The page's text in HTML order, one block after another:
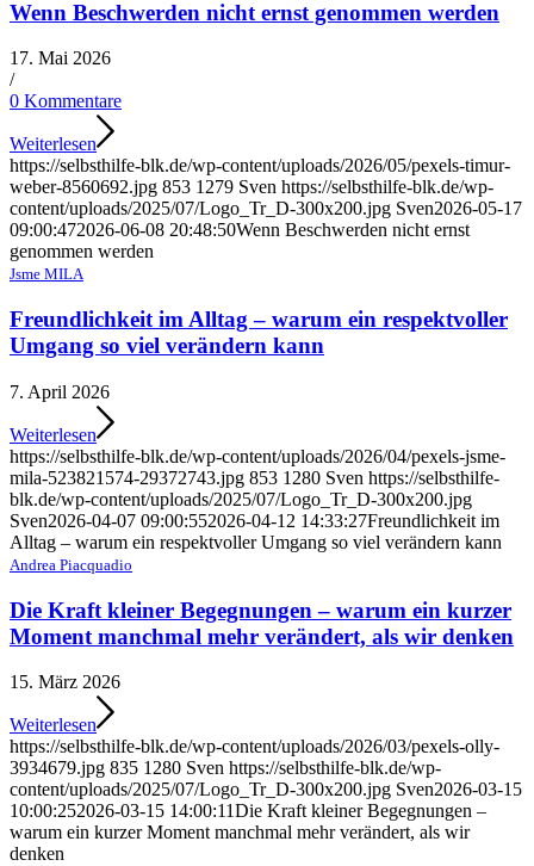
Wenn Beschwerden nicht ernst genommen werden
17. Mai 2026
/
0 Kommentare
Weiterlesen
https://selbsthilfe-blk.de/wp-content/uploads/2026/05/pexels-timur-
weber-8560692.jpg 853 1279 Sven https://selbsthilfe-blk.de/wp-
content/uploads/2025/07/Logo_Tr_D-300x200.jpg Sven2026-05-17
09:00:472026-06-08 20:48:50Wenn Beschwerden nicht ernst
genommen werden
Jsme MILA
Freundlichkeit im Alltag – warum ein respektvoller
Umgang so viel verändern kann
7. April 2026
Weiterlesen
https://selbsthilfe-blk.de/wp-content/uploads/2026/04/pexels-jsme-
mila-523821574-29372743.jpg 853 1280 Sven https://selbsthilfe-
blk.de/wp-content/uploads/2025/07/Logo_Tr_D-300x200.jpg
Sven2026-04-07 09:00:552026-04-12 14:33:27Freundlichkeit im
Alltag – warum ein respektvoller Umgang so viel verändern kann
Andrea Piacquadio
Die Kraft kleiner Begegnungen – warum ein kurzer
Moment manchmal mehr verändert, als wir denken
15. März 2026
Weiterlesen
https://selbsthilfe-blk.de/wp-content/uploads/2026/03/pexels-olly-
3934679.jpg 835 1280 Sven https://selbsthilfe-blk.de/wp-
content/uploads/2025/07/Logo_Tr_D-300x200.jpg Sven2026-03-15
10:00:252026-03-15 14:00:11Die Kraft kleiner Begegnungen –
warum ein kurzer Moment manchmal mehr verändert, als wir
denken